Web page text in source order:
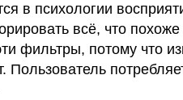
в психологии
всё, что
фильтры, потому что
Пользователь